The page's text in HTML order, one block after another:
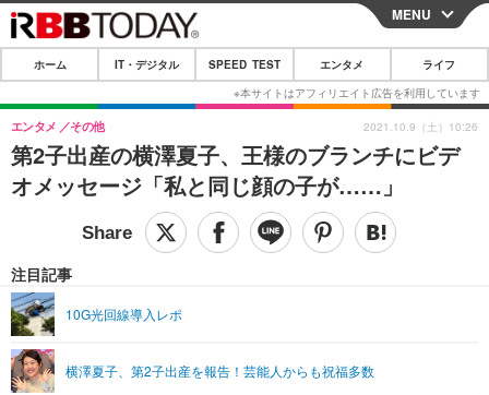
CLOSE
ホーム
IT・デジタル
IT・デジタルTOP スマートフォン
ショッピング その他
SPEED TEST
エンタメTOP 映画・ドラマ
グラビア ブログ
ライフTOP
リリース一覧
プッシュ通知の停止方法
MENU
ホーム IT・デジタル SPEED TEST エンタメ ライフ
第2子出産の横澤夏子、王様のブランチにビデ
オメッセージ「私と同じ顔の子が……」
エンタメ その他
注目記事
10G光回線導入レポ
横澤夏子、第2子出産を報告！芸能人からも祝福多数
2021.10.9（土）10:26